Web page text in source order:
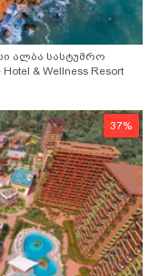
ალბა სასტუმრო
& Wellness Resort
37%